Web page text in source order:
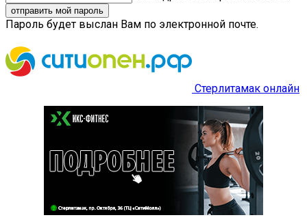
Пароль будет выслан Вам по электронной почте.
Стерлитамак онлайн